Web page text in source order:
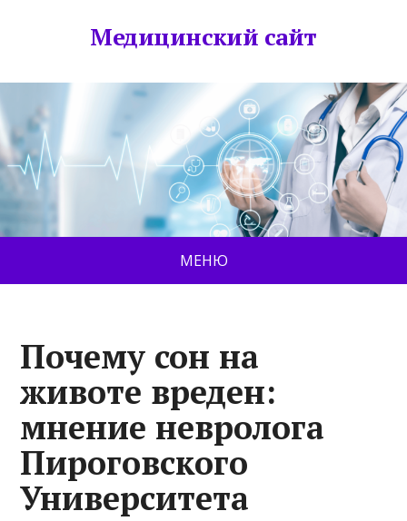
Медицинский сайт
МЕНЮ
Почему сон на
животе вреден:
мнение невролога
Пироговского
Университета